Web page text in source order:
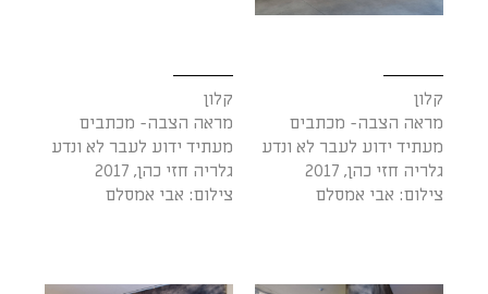
קלון
מראה הצבה- מכתבים
מעתיד ידוע לעבר לא ונדע
גלריה חזי כהן, 2017
צילום: אבי אמסלם
קלון
מראה הצבה- מכתבים
מעתיד ידוע לעבר לא ונדע
גלריה חזי כהן, 2017
צילום: אבי אמסלם